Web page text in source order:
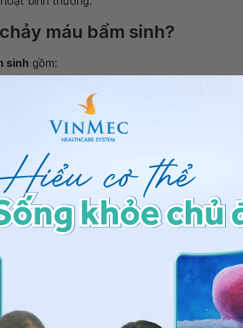
máu bẩm sinh?
sinh gồm:
máu kéo dài.
rong kinh kéo dài.
răng do chảy máu không cầm được.